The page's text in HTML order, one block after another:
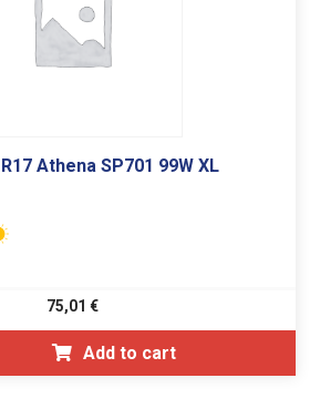
Athena SP701 99W XL
75,01 €
Add to cart